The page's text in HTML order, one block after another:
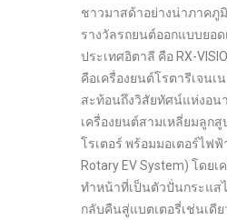
ชาวมาสด้าอย่างน่าภาคภู
รางวัลรถยนต์ออกแบบยอ
ประเทศอิตาลี คือ RX-
คือเครื่องยนต์โรตารีเจนเ
สะท้อนถึงวิสัยทัศน์แห่งอน
เครื่องยนต์สามเหลี่ยมลูก
โรเตอร์ พร้อมมอเตอร์ไฟ
Rotary EV System) โดย
ทำหน้าที่เป็นตัวปั่นกระแส
กลับคืนสู่แบตเตอรี่เช่นเดีย